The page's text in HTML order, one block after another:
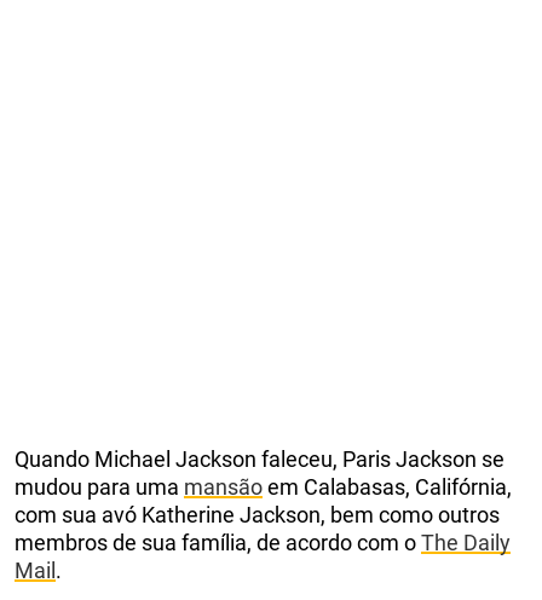
Quando Michael Jackson faleceu, Paris Jackson se
mudou para uma mansãoem Calabasas, Califórnia,
com sua avó Katherine Jackson, bem como outros
membros de sua família, de acordo com oThe Daily
Mail .